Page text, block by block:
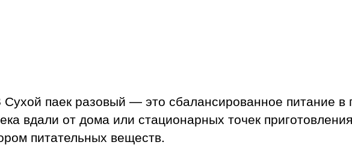
паек разовый — это сбалансированное питание в
вдали от дома или стационарных точек
питательных веществ.